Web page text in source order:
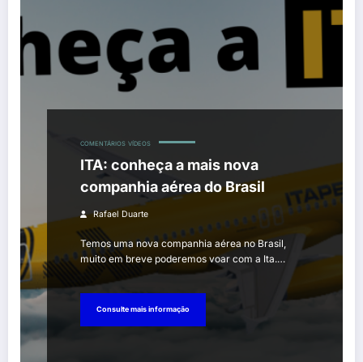
COMENTÁRIOS VÍDEOS
ITA: conheça a mais nova
companhia aérea do Brasil
Rafael Duarte
Temos uma nova companhia aérea no Brasil,
muito em breve poderemos voar com a Ita.…
Consulte mais informação